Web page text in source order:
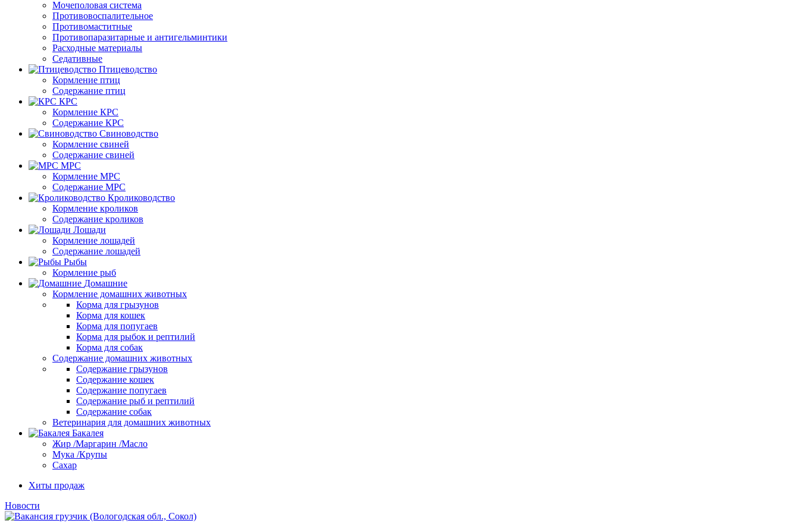
Мочеполовая система
Противовоспалительное
Противомаститные
Противопаразитарные и антигельминтики
Расходные материалы
Седативные
Птицеводство
Кормление птиц
Содержание птиц
КРС
Кормление КРС
Содержание КРС
Свиноводство
Кормление свиней
Содержание свиней
МРС
Кормление МРС
Содержание МРС
Кролиководство
Кормление кроликов
Содержание кроликов
Лошади
Кормление лошадей
Содержание лошадей
Рыбы
Кормление рыб
Домашние
Кормление домашних животных
Корма для грызунов
Корма для кошек
Корма для попугаев
Корма для рыбок и рептилий
Корма для собак
Содержание домашних животных
Содержание грызунов
Содержание кошек
Содержание попугаев
Содержание рыб и рептилий
Содержание собак
Ветеринария для домашних животных
Бакалея
Жир /Маргарин /Масло
Мука /Крупы
Сахар
Хиты продаж
Новости